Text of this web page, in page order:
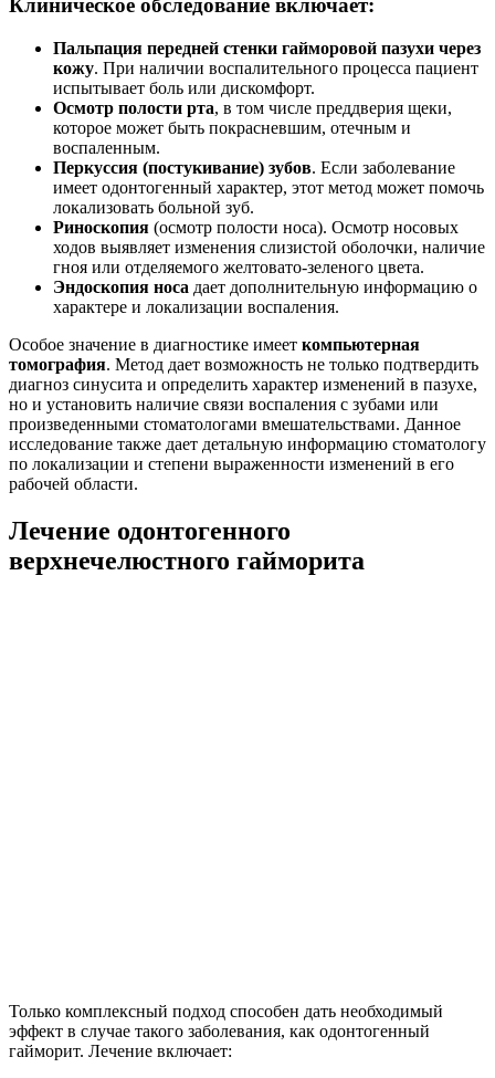
Клиническое обследование включает:
Пальпация передней стенки гайморовой пазухи через
кожу. При наличии воспалительного процесса пациент
испытывает боль или дискомфорт.
Осмотр полости рта, в том числе преддверия щеки,
которое может быть покрасневшим, отечным и
воспаленным.
Перкуссия (постукивание) зубов. Если заболевание
имеет одонтогенный характер, этот метод может помочь
локализовать больной зуб.
Риноскопия (осмотр полости носа). Осмотр носовых
ходов выявляет изменения слизистой оболочки, наличие
гноя или отделяемого желтовато-зеленого цвета.
Эндоскопия носа дает дополнительную информацию о
характере и локализации воспаления.
Особое значение в диагностике имеет компьютерная
томография. Метод дает возможность не только подтвердить
диагноз синусита и определить характер изменений в пазухе,
но и установить наличие связи воспаления с зубами или
произведенными стоматологами вмешательствами. Данное
исследование также дает детальную информацию стоматологу
по локализации и степени выраженности изменений в его
рабочей области.
Лечение одонтогенного
верхнечелюстного гайморита
Только комплексный подход способен дать необходимый
эффект в случае такого заболевания, как одонтогенный
гайморит. Лечение включает: